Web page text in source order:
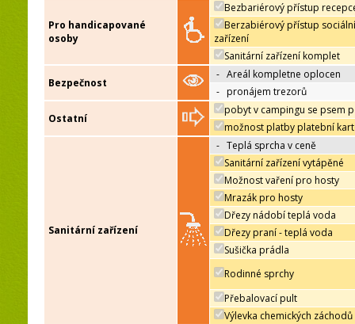
Pro handicapované
osoby
Bezbariérový přístup
Berzabiérový přístup sociální
zařízení
Sanitární zařízení komplet
Bezpečnost
- Areál kompletne oplocen
- pronájem trezorů
Ostatní
pobyt v campingu se psem
možnost platby platební
Sanitární zařízení
- Teplá sprcha v ceně
Sanitární zařízení vytápěné
Možnost vaření pro hosty
Mrazák pro hosty
Dřezy nádobí teplá voda
Dřezy praní - teplá voda
Sušička prádla
Rodinné sprchy
Přebalovací pult
Výlevka chemických záchodů